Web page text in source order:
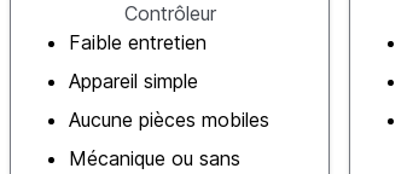
Contrôleur
Faible entretien
Appareil simple
Aucune pièces mobiles
Mécanique ou sans